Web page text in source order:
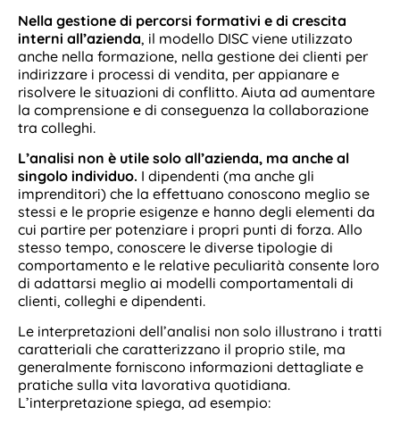
Nella gestione di percorsi formativi e di crescita
interni all’azienda, il modello DISC viene utilizzato
anche nella formazione, nella gestione dei clienti per
indirizzare i processi di vendita, per appianare e
risolvere le situazioni di conflitto. Aiuta ad aumentare
la comprensione e di conseguenza la collaborazione
tra colleghi.
L’analisi non è utile solo all’azienda, ma anche al
singolo individuo. I dipendenti (ma anche gli
imprenditori) che la effettuano conoscono meglio se
stessi e le proprie esigenze e hanno degli elementi da
cui partire per potenziare i propri punti di forza. Allo
stesso tempo, conoscere le diverse tipologie di
comportamento e le relative peculiarità consente loro
di adattarsi meglio ai modelli comportamentali di
clienti, colleghi e dipendenti.
Le interpretazioni dell’analisi non solo illustrano i tratti
caratteriali che caratterizzano il proprio stile, ma
generalmente forniscono informazioni dettagliate e
pratiche sulla vita lavorativa quotidiana.
L’interpretazione spiega, ad esempio: